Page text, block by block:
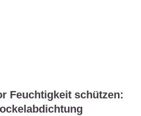
Feuchtigkeit schützen: